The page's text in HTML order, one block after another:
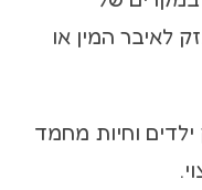
לאיבר המין או
וחיות מחמד